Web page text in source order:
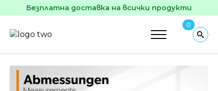
Безплатна доставка на всички продукти
0